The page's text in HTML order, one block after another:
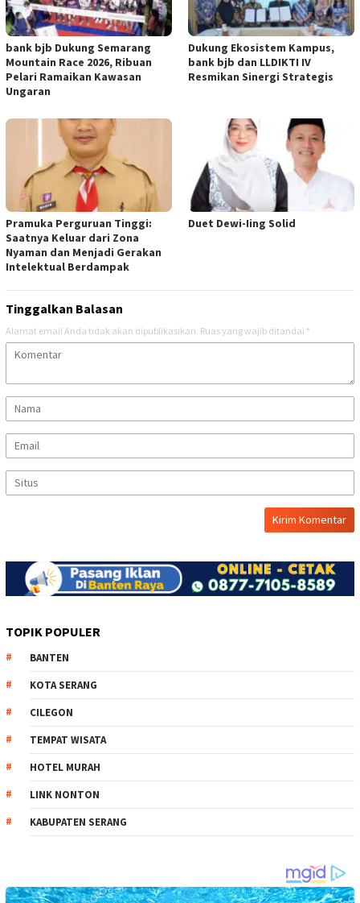
bank bjb Dukung Semarang
Mountain Race 2026, Ribuan
Pelari Ramaikan Kawasan
Ungaran
Dukung Ekosistem Kampus,
bank bjb dan LLDIKTI IV
Resmikan Sinergi Strategis
Pramuka Perguruan Tinggi:
Saatnya Keluar dari Zona
Nyaman dan Menjadi Gerakan
Intelektual Berdampak
Duet Dewi-Iing Solid
Tinggalkan Balasan
Alamat email Anda tidak akan dipublikasikan. Ruas yang wajib ditandai *
TOPIK POPULER
BANTEN
KOTA SERANG
CILEGON
TEMPAT WISATA
HOTEL MURAH
LINK NONTON
KABUPATEN SERANG